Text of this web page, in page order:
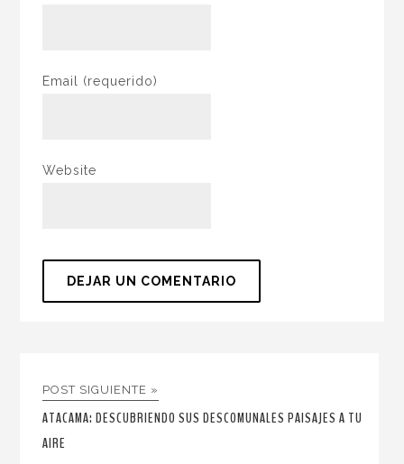
Email (requerido)
Website
POST SIGUIENTE »
ATACAMA: DESCUBRIENDO SUS DESCOMUNALES PAISAJES A TU
AIRE